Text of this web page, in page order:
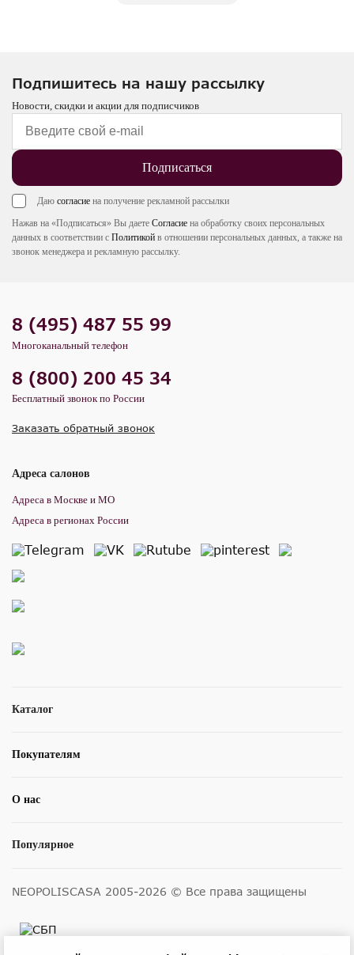
Подпишитесь на нашу рассылку
Новости, скидки и акции для подписчиков
Подписаться
Даю согласие на получение рекламной рассылки
Нажав на «Подписаться» Вы даете Согласие на обработку своих персональных
данных в соответствии с Политикой в отношении персональных данных, а также на
звонок менеджера и рекламную рассылку.
Каталог
Покупателям
О нас
Популярное
8 (495) 487 55 99
Многоканальный телефон
8 (800) 200 45 34
Бесплатный звонок по России
Заказать обратный звонок
Адреса салонов
Адреса в Москве и МО
Адреса в регионах России
NEOPOLISCASA 2005-2026 © Все права защищены